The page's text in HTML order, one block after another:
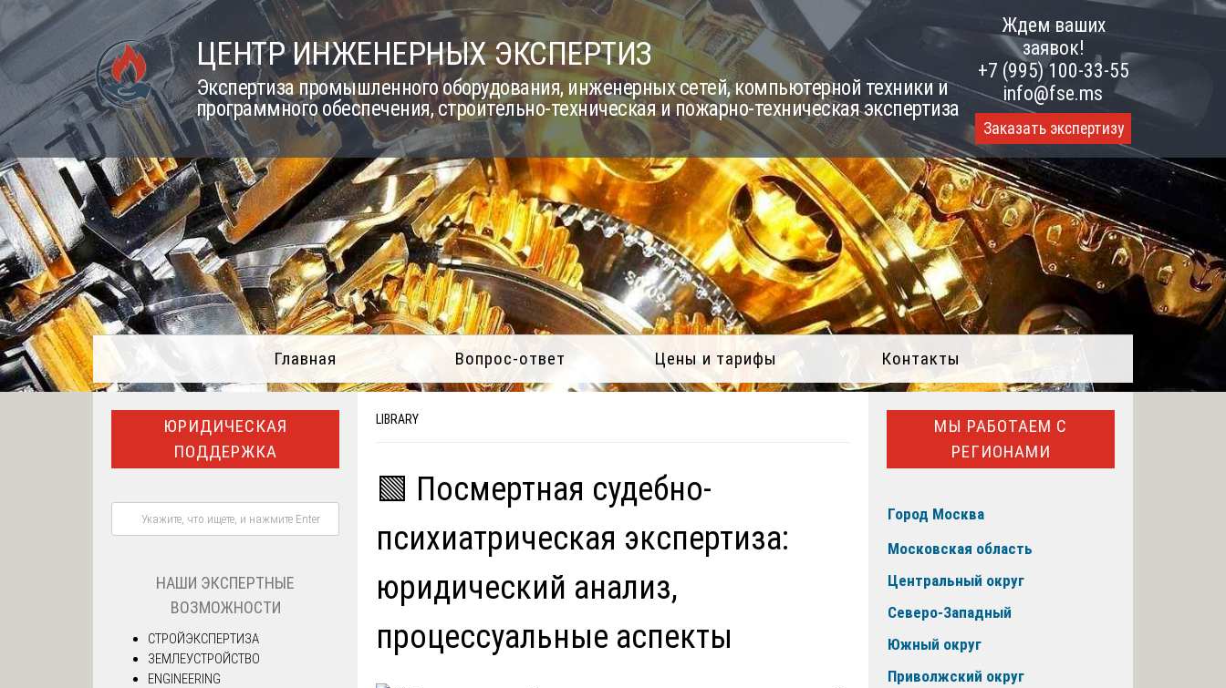
Skip
to
content
ЦЕНТР ИНЖЕНЕРНЫХ ЭКСПЕРТИЗ
Экспертиза промышленного оборудования, инженерных сетей, компьютерной техники и
программного обеспечения, строительно-техническая и пожарно-техническая экспертиза
Ждем ваших
заявок!
+7 (995) 100-33-55
info@fse.ms
Заказать экспертизу
Главная Вопрос-ответ Цены и тарифы Контакты
LIBRARY
🟩 Посмертная судебно-
психиатрическая экспертиза:
юридический анализ,
процессуальные аспекты
ЮРИДИЧЕСКАЯ
ПОДДЕРЖКА
НАШИ ЭКСПЕРТНЫЕ
ВОЗМОЖНОСТИ
СТРОЙЭКСПЕРТИЗА
ЗЕМЛЕУСТРОЙСТВО
ENGINEERING
МЫ РАБОТАЕМ С
РЕГИОНАМИ
Город Москва
Московская область
Центральный округ
Северо-Западный
Южный округ
Приволжский округ